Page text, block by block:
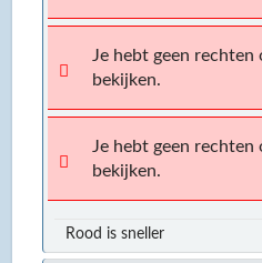
Je hebt geen rechten
bekijken.
Je hebt geen rechten
bekijken.
Rood is sneller